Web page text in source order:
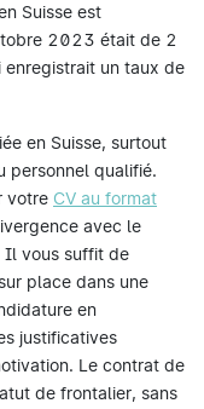
Suisse est
2023 était de 2
enregistrait un taux de
en Suisse, surtout
personnel qualifié.
votre CV au format
avec le
Il vous suffit de
place dans une
en
justificatives
Le contrat de
de frontalier, sans